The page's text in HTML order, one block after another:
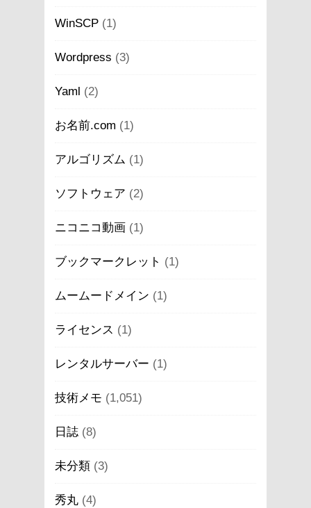
WinSCP (1)
Wordpress (3)
Yaml (2)
お名前.com (1)
アルゴリズム (1)
ソフトウェア (2)
ニコニコ動画 (1)
ブックマークレット (1)
ムームードメイン (1)
ライセンス (1)
レンタルサーバー (1)
技術メモ (1,051)
日誌 (8)
未分類 (3)
秀丸 (4)